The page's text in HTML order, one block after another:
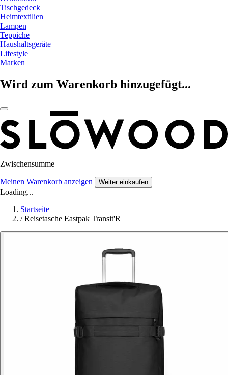
Tischgedeck
Heimtextilien
Lampen
Teppiche
Haushaltsgeräte
Lifestyle
Marken
Wird zum Warenkorb hinzugefügt...
Zwischensumme
Meinen Warenkorb anzeigen Weiter einkaufen
Loading...
Startseite
/ Reisetasche Eastpak Transit'R